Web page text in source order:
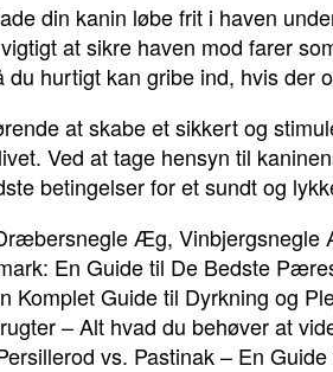
din kanin løbe frit i haven
at sikre haven mod farer
hurtigt kan gribe ind, hvis der
at skabe et sikkert og
Ved at tage hensyn til
betingelser for et sundt og
Æg, Vinbjergsnegle
En Guide til De Bedste
Komplet Guide til Dyrkning og
– Alt hvad du behøver at
vs. Pastinak – En